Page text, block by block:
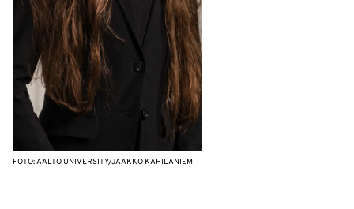
FOTO: AALTO UNIVERSITY/JAAKKO KAHILANIEMI